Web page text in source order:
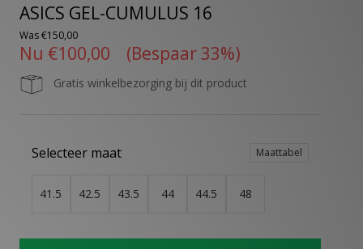
ASICS GEL-CUMULUS 16
Was€150,00
Nu €100,00 (Bespaar 33%)
Gratis winkelbezorging bij dit product
Selecteer maat Maattabel
41.5 42.5 43.5 44 44.5 48